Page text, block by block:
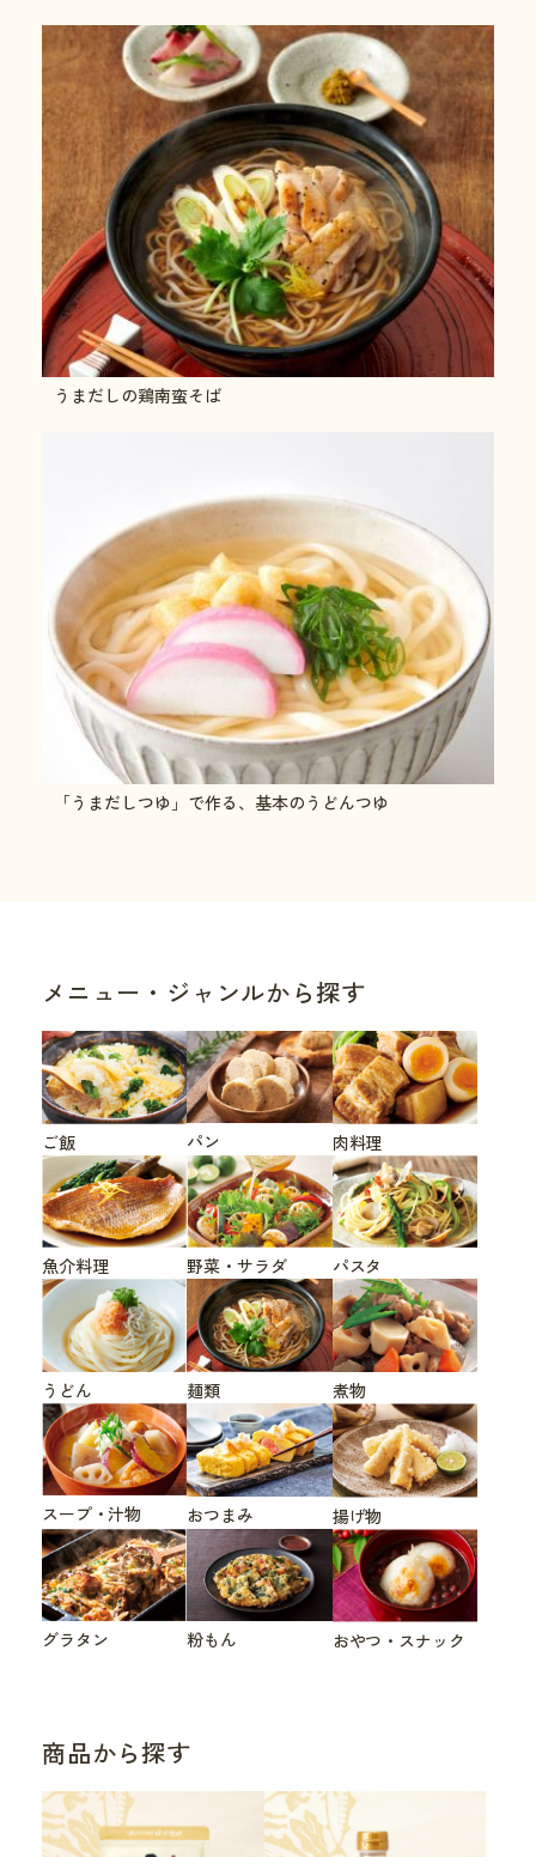
うまだしの鶏南蛮そば
「うまだしつゆ」で作る、基本のうどんつゆ
メニュー・ジャンルから探す
ご飯 パン 肉料理
魚介料理 野菜・サラダ パスタ
うどん 麺類 煮物
スープ・汁物 おつまみ 揚げ物
グラタン 粉もん おやつ・スナック
商品から探す